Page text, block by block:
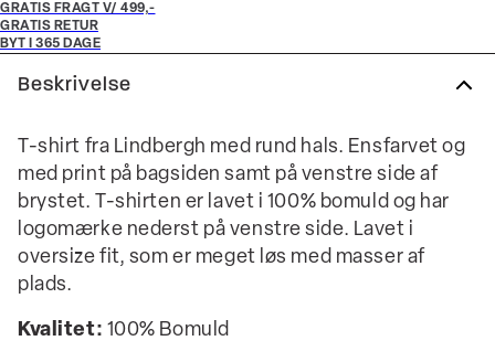
GRATIS FRAGT V/ 499,-
GRATIS RETUR
BYT I 365 DAGE
Beskrivelse
T-shirt fra Lindbergh med rund hals. Ensfarvet og
med print på bagsiden samt på venstre side af
brystet. T-shirten er lavet i 100% bomuld og har
logomærke nederst på venstre side. Lavet i
oversize fit, som er meget løs med masser af
plads.
Kvalitet: 100% Bomuld